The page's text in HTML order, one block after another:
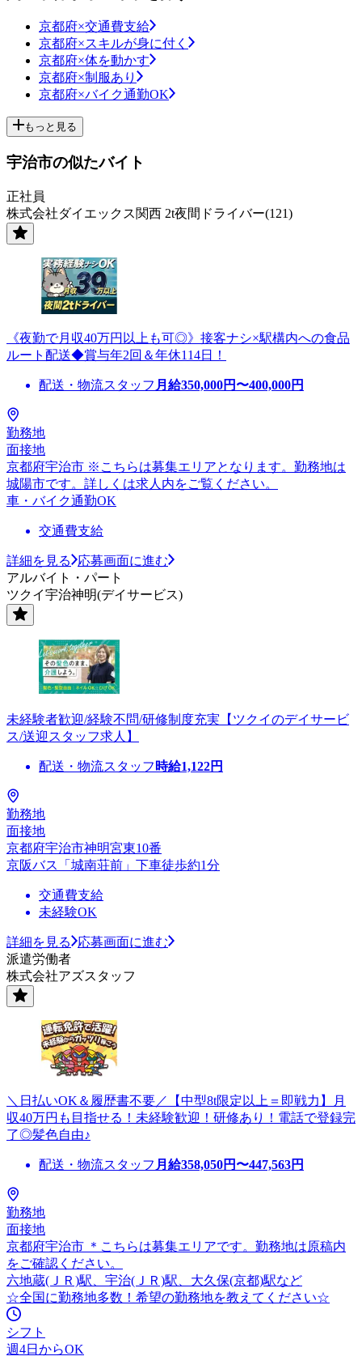
京都府×交通費支給
京都府×スキルが身に付く
京都府×体を動かす
京都府×制服あり
京都府×バイク通勤OK
もっと見る
宇治市の似たバイト
正社員
株式会社ダイエックス関西 2t夜間ドライバー(121)
《夜勤で月収40万円以上も可◎》接客ナシ×駅構内への食品
ルート配送◆賞与年2回＆年休114日！
配送・物流スタッフ 月給350,000円〜400,000円
勤務地
面接地
京都府宇治市 ※こちらは募集エリアとなります。勤務地は
城陽市です。詳しくは求人内をご覧ください。
車・バイク通勤OK
交通費支給
詳細を見る
応募画面に進む
アルバイト・パート
ツクイ宇治神明(デイサービス)
未経験者歓迎/経験不問/研修制度充実【ツクイのデイサービ
ス/送迎スタッフ求人】
配送・物流スタッフ 時給1,122円
勤務地
面接地
京都府宇治市神明宮東10番
京阪バス「城南荘前」下車徒歩約1分
交通費支給
未経験OK
詳細を見る
応募画面に進む
派遣労働者
株式会社アズスタッフ
＼日払いOK＆履歴書不要／【中型8t限定以上＝即戦力】月
収40万円も目指せる！未経験歓迎！研修あり！電話で登録完
了◎髪色自由♪
配送・物流スタッフ 月給358,050円〜447,563円
勤務地
面接地
京都府宇治市 ＊こちらは募集エリアです。勤務地は原稿内
をご確認ください。
六地蔵(ＪＲ)駅、宇治(ＪＲ)駅、大久保(京都)駅など
☆全国に勤務地多数！希望の勤務地を教えてください☆
シフト
週4日からOK